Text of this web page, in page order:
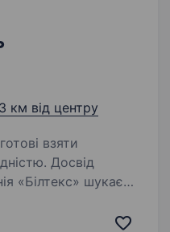
км від центру
взяти
Досвід
продажах